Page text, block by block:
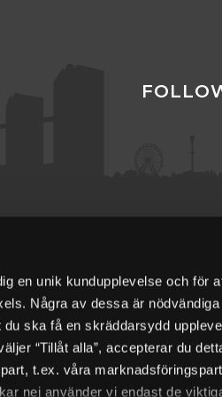
en unik kundupplevelse och för
Några av dessa är
ska få en skräddarsydd
“Tillåt alla”, accepterar du
t.ex. våra
nej använder vi endast de
About Gothia Towers
Sustainability
Cookies
Our Garage
Career